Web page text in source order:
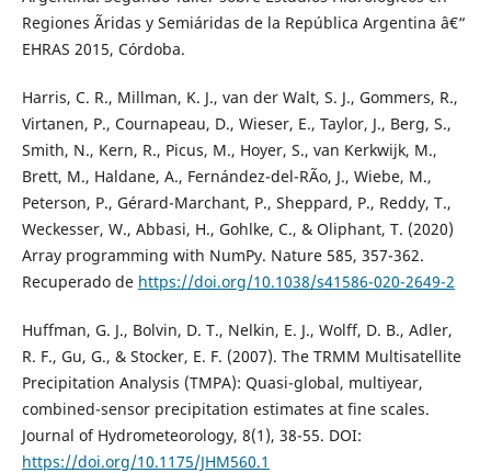
Regiones Ãridas y Semiáridas de la República Argentina â€“
EHRAS 2015, Córdoba.
Harris, C. R., Millman, K. J., van der Walt, S. J., Gommers, R.,
Virtanen, P., Cournapeau, D., Wieser, E., Taylor, J., Berg, S.,
Smith, N., Kern, R., Picus, M., Hoyer, S., van Kerkwijk, M.,
Brett, M., Haldane, A., Fernández-del-RÃ­o, J., Wiebe, M.,
Peterson, P., Gérard-Marchant, P., Sheppard, P., Reddy, T.,
Weckesser, W., Abbasi, H., Gohlke, C., & Oliphant, T. (2020)
Array programming with NumPy. Nature 585, 357-362.
Recuperado de https://doi.org/10.1038/s41586-020-2649-2
Huffman, G. J., Bolvin, D. T., Nelkin, E. J., Wolff, D. B., Adler,
R. F., Gu, G., & Stocker, E. F. (2007). The TRMM Multisatellite
Precipitation Analysis (TMPA): Quasi-global, multiyear,
combined-sensor precipitation estimates at fine scales.
Journal of Hydrometeorology, 8(1), 38-55. DOI:
https://doi.org/10.1175/JHM560.1